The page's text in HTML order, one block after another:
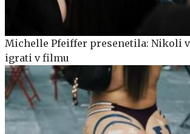
Michelle Pfeiffer presenetila: Nikoli
igrati v filmu